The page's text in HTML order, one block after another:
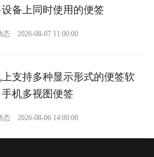
备上同时使用的便签
态 2026-08-07 11:00:00
支持多种显示形式的便签软
机多视图便签
态 2026-08-06 14:00:00